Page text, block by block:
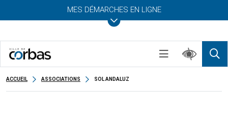
MES DÉMARCHES EN LIGNE
ACCUEIL ASSOCIATIONS SOL ANDALUZ